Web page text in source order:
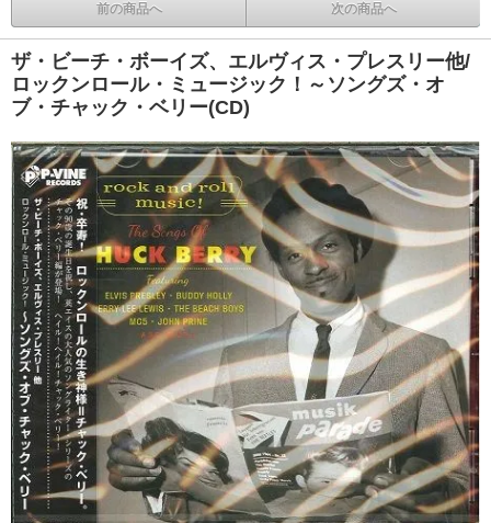
前の商品へ 次の商品へ
ザ・ビーチ・ボーイズ、エルヴィス・プレスリー他/
ロックンロール・ミュージック！～ソングズ・オ
ブ・チャック・ベリー(CD)